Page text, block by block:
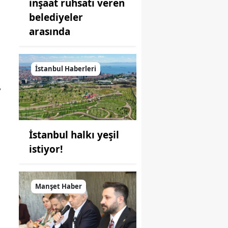
inşaat ruhsatı veren
belediyeler
arasında
İstanbul Haberleri
İstanbul halkı yeşil
istiyor!
Manşet Haber